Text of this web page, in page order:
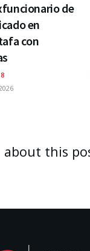
de
en
con
about this